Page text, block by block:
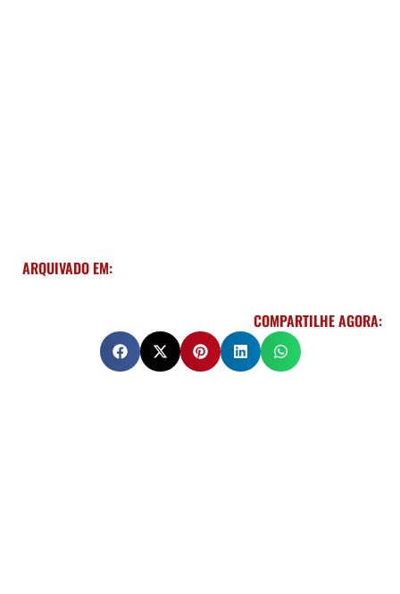
ARQUIVADO EM:
COMPARTILHE AGORA: